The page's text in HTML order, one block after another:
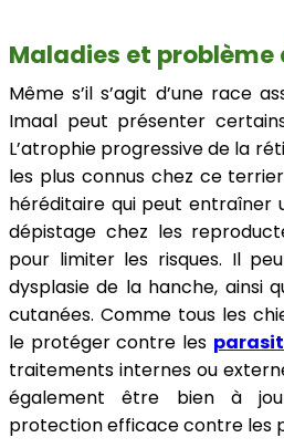
Maladies et problème
Même s’il s’agit d’une race
Imaal peut présenter
L’atrophie progressive de la
les plus connus chez ce
héréditaire qui peut entraîner
dépistage chez les
pour limiter les risques. Il
dysplasie de la hanche, ainsi
cutanées. Comme tous les
le protéger contre les
traitements internes ou
également être bien à
protection efficace contre les